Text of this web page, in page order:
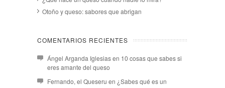
Otoño y queso: sabores que abrigan
COMENTARIOS RECIENTES
Ángel Arganda Iglesiasen 10 cosas que sabes si
eres amante del queso
Fernando, el Queseru en ¿Sabes qué es un